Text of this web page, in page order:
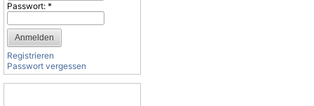
Passwort: *
Registrieren
Passwort vergessen